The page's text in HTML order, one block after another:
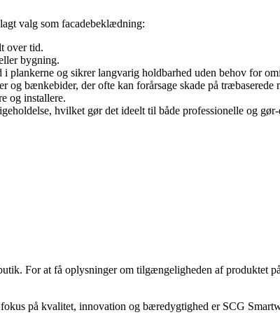
valg som facadebeklædning:
over tid.
bygning.
plankerne og sikrer langvarig holdbarhed uden behov for
bænkebider, der ofte kan forårsage skade på træbaserede
og installere.
hvilket gør det ideelt til både professionelle og gør-
For at få oplysninger om tilgængeligheden af produktet
på kvalitet, innovation og bæredygtighed er SCG